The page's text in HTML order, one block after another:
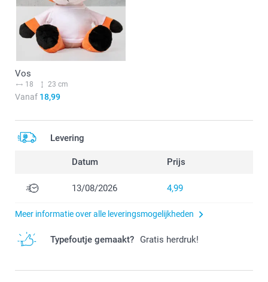
Vos
18 23 cm
Vanaf 18,99
Levering
Datum Prijs
13/08/2026 4,99
Meer informatie over alle leveringsmogelijkheden
Typefoutje gemaakt? Gratis herdruk!